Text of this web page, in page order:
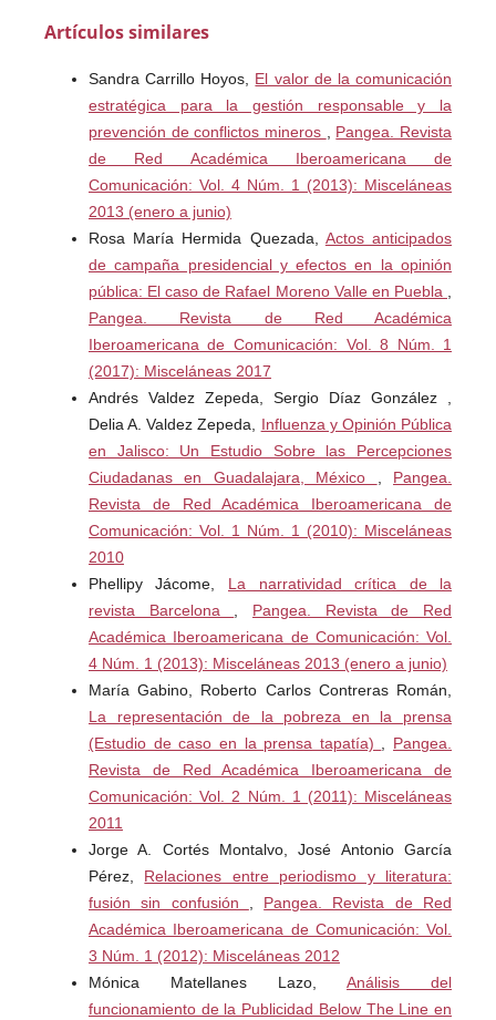
Artículos similares
Sandra Carrillo Hoyos, El valor de la comunicación
estratégica para la gestión responsable y la
prevención de conflictos mineros
Pangea. Revista
de Red Académica Iberoamericana de
Comunicación: Vol. 4 Núm. 1 (2013): Misceláneas
2013 (enero a junio)
Rosa María Hermida Quezada, Actos anticipados
de campaña presidencial y efectos en la opinión
pública: El caso de Rafael Moreno Valle en Puebla
Pangea. Revista de Red Académica
Iberoamericana de Comunicación: Vol. 8 Núm. 1
(2017): Misceláneas 2017
Andrés Valdez Zepeda, Sergio Díaz González ,
Delia A. Valdez Zepeda, Influenza y Opinión Pública
en Jalisco: Un Estudio Sobre las Percepciones
Ciudadanas en Guadalajara, México
Pangea.
Revista de Red Académica Iberoamericana de
Comunicación: Vol. 1 Núm. 1 (2010): Misceláneas
2010
Phellipy Jácome, La narratividad crítica de la
revista Barcelona
Pangea. Revista de Red
Académica Iberoamericana de Comunicación: Vol.
4 Núm. 1 (2013): Misceláneas 2013 (enero a junio)
María Gabino, Roberto Carlos Contreras Román,
La representación de la pobreza en la prensa
(Estudio de caso en la prensa tapatía)
Pangea.
Revista de Red Académica Iberoamericana de
Comunicación: Vol. 2 Núm. 1 (2011): Misceláneas
2011
Jorge A. Cortés Montalvo, José Antonio García
Pérez, Relaciones entre periodismo y literatura:
fusión sin confusión
Pangea. Revista de Red
Académica Iberoamericana de Comunicación: Vol.
3 Núm. 1 (2012): Misceláneas 2012
Mónica Matellanes Lazo,Análisis del
funcionamiento de la Publicidad Below The Line en